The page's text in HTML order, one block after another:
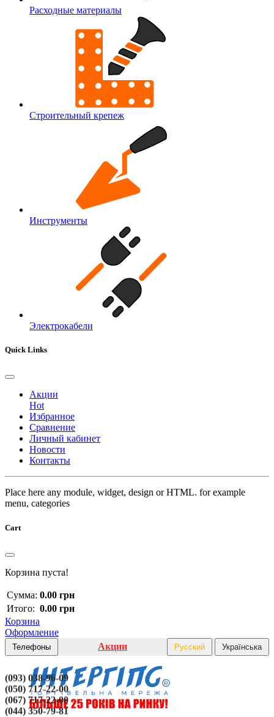
Расходные материалы
Строительный крепеж
Инструменты
Электрокабели
Quick Links
Акции
Hot
Избранное
Сравнение
Личный кабинет
Новости
Контакты
Place here any module, widget, design or HTML. for example
menu, categories
Cart
Корзина пуста!
Сумма: 0.00 грн
Итого: 0.00 грн
Корзина
Оформление
Телефоны
(093) 038-96-09
(050) 717-22-00
(067) 717-22-00
(044) 350-79-81
Акции Русский Українська